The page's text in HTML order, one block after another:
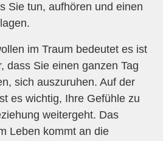
Sie tun, aufhören und einen
im Traum bedeutet es ist
dass Sie einen ganzen Tag
sich auszuruhen. Auf der
es wichtig, Ihre Gefühle zu
weitergeht. Das
Leben kommt an die